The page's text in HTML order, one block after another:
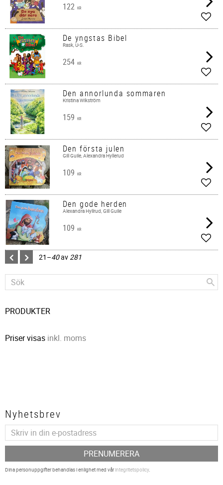
122 KR
De yngstas Bibel
Rask, U-S.
254 KR
Den annorlunda sommaren
Kristina Wikström
159 KR
Den första julen
Gill Guile, Alexandra Hyllerud
109 KR
Den gode herden
Alexandra Hyllrud, Gill Guile
109 KR
21–40av 281
PRODUKTER
Priser visas inkl. moms
Nyhetsbrev
PRENUMERERA
Dina personuppgifter behandlas i enlighet med vårintegritetspolicy.